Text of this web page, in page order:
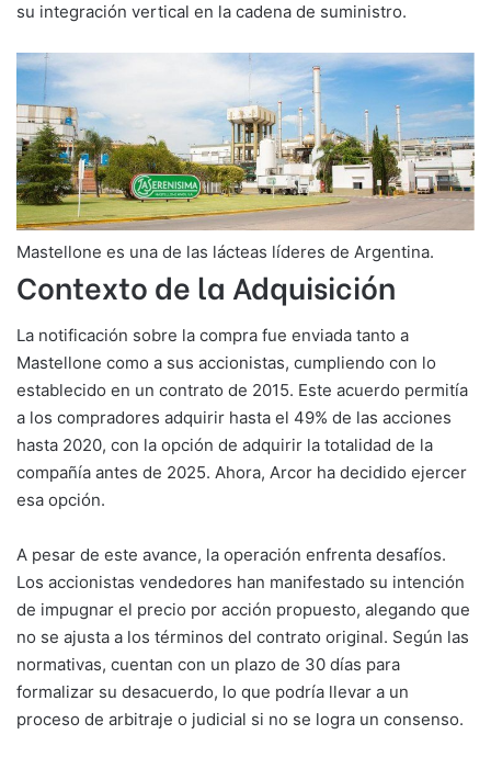
su integración vertical en la cadena de suministro.
Mastellone es una de las lácteas líderes de Argentina.
Contexto de la Adquisición
La notificación sobre la compra fue enviada tanto a
Mastellone como a sus accionistas, cumpliendo con lo
establecido en un contrato de 2015. Este acuerdo permitía
a los compradores adquirir hasta el 49% de las acciones
hasta 2020, con la opción de adquirir la totalidad de la
compañía antes de 2025. Ahora, Arcor ha decidido ejercer
esa opción.
A pesar de este avance, la operación enfrenta desafíos.
Los accionistas vendedores han manifestado su intención
de impugnar el precio por acción propuesto, alegando que
no se ajusta a los términos del contrato original. Según las
normativas, cuentan con un plazo de 30 días para
formalizar su desacuerdo, lo que podría llevar a un
proceso de arbitraje o judicial si no se logra un consenso.